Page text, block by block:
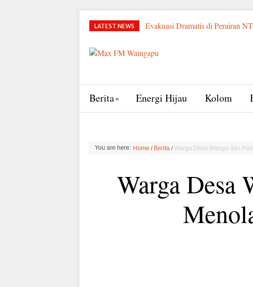
LATEST NEWS Evakuasi Dramatis di Perairan
Udang Sumba: Target Rampung
Bupati
Ngada hingga Sumba Timur
Berita Energi Hijau Kolom
You are here: Home / Berita /Warga Desa Wanga dan
Warga Desa